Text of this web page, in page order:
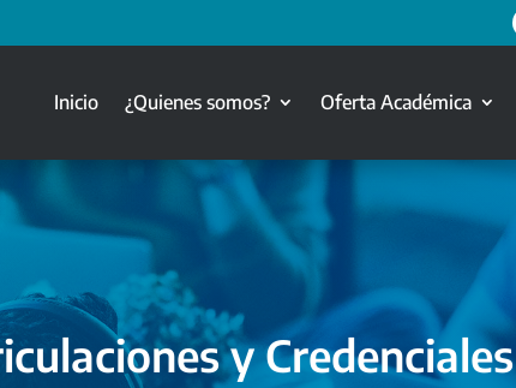
Inicio ¿Quienes somos? Oferta Académica
y Credenciales